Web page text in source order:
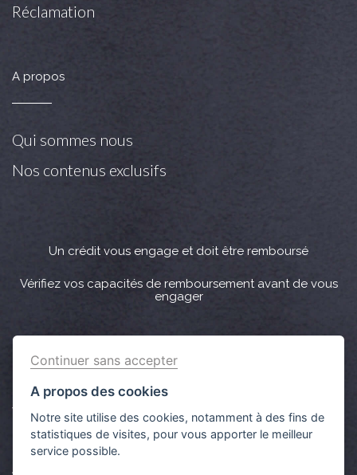
Réclamation
A propos
Qui sommes nous
Nos contenus exclusifs
Un crédit vous engage et doit être remboursé
Vérifiez vos capacités de remboursement avant de vous
engager
Crédit immobilier : Vous bénéficiez d’un délai légal de
réflexion de 10 jours. Lorsque la vente est subordonnée à
l'obtention d’un prêt et si celui-ci n’est pas obtenu, le
vendeur doit rembourser les sommes versées par
l'acquéreur.
Aucun versement de quelque nature que ce soit ne peut
Continuer sans accepter
A propos des cookies
Notre site utilise des cookies, notamment à des fins de
statistiques de visites, pour vous apporter le meilleur
service possible.